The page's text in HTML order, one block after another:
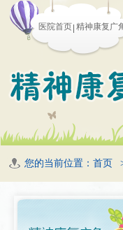
医院首页 精神康复广
您的当前位置： 首页